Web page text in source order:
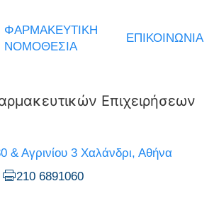
ΦΑΡΜΑΚΕΥΤΙΚΗ
ΝΟΜΟΘΕΣΙΑ
ΕΠΙΚΟΙΝΩΝΙΑ
Επιχειρήσεων
& Αγρινίου 3 Χαλάνδρι, Αθήνα
210 6891060